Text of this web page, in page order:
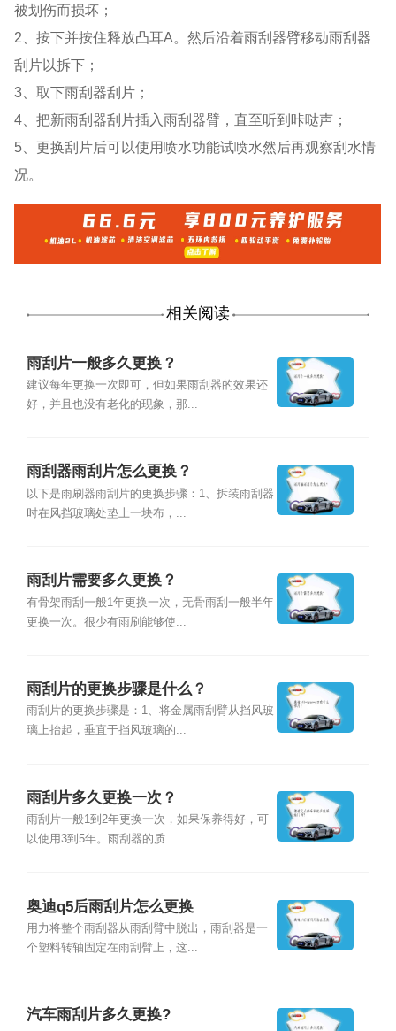
被划伤而损坏；
2、按下并按住释放凸耳A。然后沿着雨刮器臂移动雨刮器
刮片以拆下；
3、取下雨刮器刮片；
4、把新雨刮器刮片插入雨刮器臂，直至听到咔哒声；
5、更换刮片后可以使用喷水功能试喷水然后再观察刮水情
况。
相关阅读
雨刮片一般多久更换？
建议每年更换一次即可，但如果雨刮器的效果还
好，并且也没有老化的现象，那...
雨刮器雨刮片怎么更换？
以下是雨刷器雨刮片的更换步骤：1、拆装雨刮器
时在风挡玻璃处垫上一块布，...
雨刮片需要多久更换？
有骨架雨刮一般1年更换一次，无骨雨刮一般半年
更换一次。很少有雨刷能够使...
雨刮片的更换步骤是什么？
雨刮片的更换步骤是：1、将金属雨刮臂从挡风玻
璃上抬起，垂直于挡风玻璃的...
雨刮片多久更换一次？
雨刮片一般1到2年更换一次，如果保养得好，可
以使用3到5年。雨刮器的质...
奥迪q5后雨刮片怎么更换
用力将整个雨刮器从雨刮臂中脱出，雨刮器是一
个塑料转轴固定在雨刮臂上，这...
汽车雨刮片多久更换?